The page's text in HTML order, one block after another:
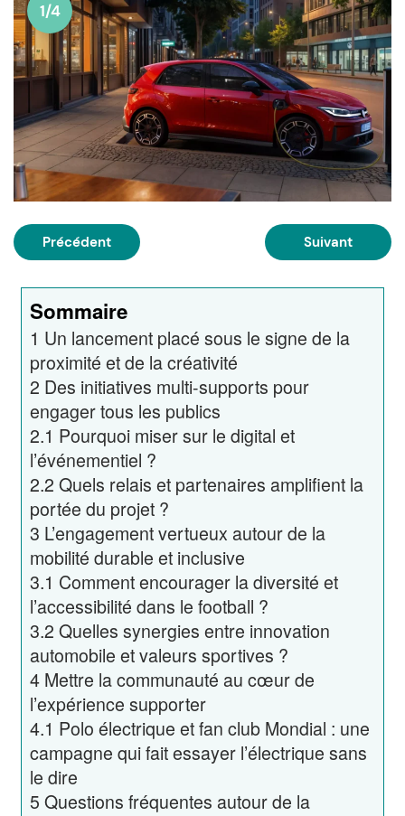
Précédent
1/4
Suivant
Sommaire
1 Un lancement placé sous le signe de la
proximité et de la créativité
2 Des initiatives multi-supports pour
engager tous les publics
2.1 Pourquoi miser sur le digital et
l’événementiel ?
2.2 Quels relais et partenaires amplifient la
portée du projet ?
3 L’engagement vertueux autour de la
mobilité durable et inclusive
3.1 Comment encourager la diversité et
l’accessibilité dans le football ?
3.2 Quelles synergies entre innovation
automobile et valeurs sportives ?
4 Mettre la communauté au cœur de
l’expérience supporter
4.1 Polo électrique et fan club Mondial : une
campagne qui fait essayer l’électrique sans
le dire
5 Questions fréquentes autour de la